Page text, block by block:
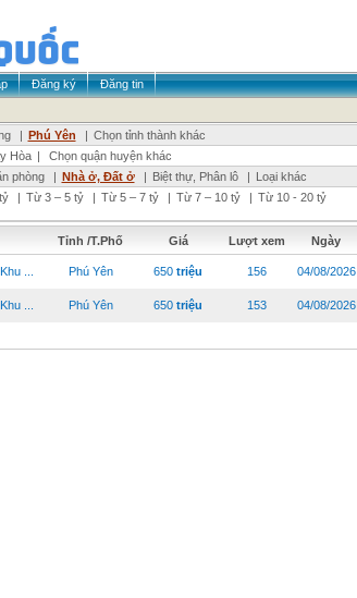
Đăng ký
Đăng tin
| Phú Yên | Chọn tỉnh thành khác
Hòa |
Chọn quận huyện khác
phòng | Nhà ở, Đất ở | Biệt thự, Phân lô | Loại khác
| Từ 3 – 5 tỷ | Từ 5 – 7 tỷ | Từ 7 – 10 tỷ | Từ 10 - 20 tỷ
Tỉnh /T.Phố Giá Lượt xem Ngày
... Phú Yên 650 triệu 156 04/08/2026
... Phú Yên 650 triệu 153 04/08/2026